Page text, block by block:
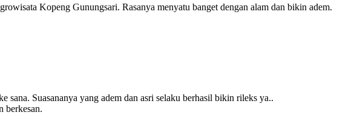
Kopeng Gunungsari. Rasanya menyatu banget dengan alam dan bikin adem.
sana. Suasananya yang adem dan asri selaku berhasil bikin rileks ya..
berkesan.